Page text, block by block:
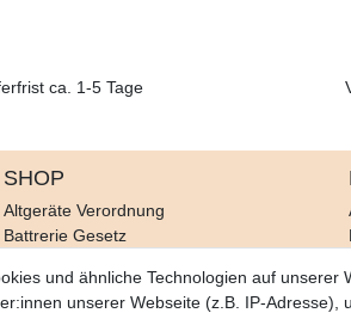
ca. 1-5 Tage
SHOP
Altgeräte Verordnung
Battrerie Gesetz
Zahlungsarten
und ähnliche Technologien auf
unserer Webseite (z.B. IP-Adresse),